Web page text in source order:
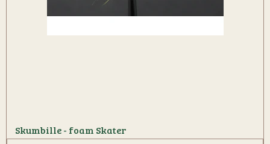
Skumbille - foam Skater